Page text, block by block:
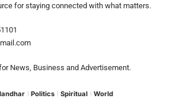
for staying connected with what matters.
News, Business and Advertisement.
Politics Spiritual World